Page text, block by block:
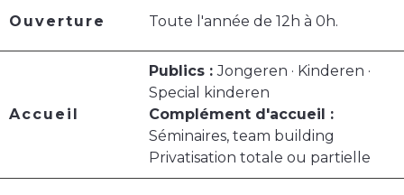
Ouverture Toute l'année de 12h à 0h.
Accueil
Publics :Jongeren · Kinderen ·
Special kinderen
Complément d'accueil :
Séminaires, team building
Privatisation totale ou partielle